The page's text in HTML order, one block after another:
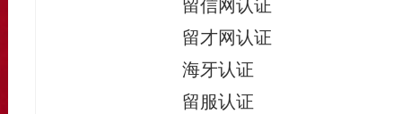
留信网认证
留才网认证
海牙认证
留服认证